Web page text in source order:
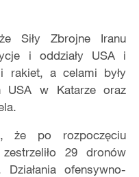
Siły Zbrojne Iranu
i oddziały USA i
rakiet, a celami były
USA w Katarze oraz
że po rozpoczęciu
29 dronów
ofensywno-